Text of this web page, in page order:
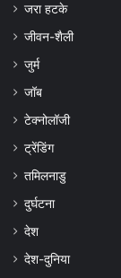
जरा हटके
जीवन-शैली
जुर्म
जॉब
टेक्नोलॉजी
ट्रेंडिंग
तमिलनाडु
दुर्घटना
देश
देश-दुनिया